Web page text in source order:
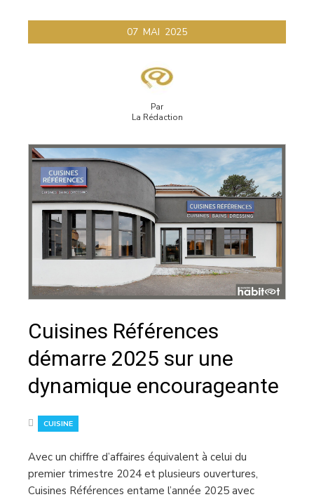
07 MAI 2025
Par
La Rédaction
Cuisines Références
démarre 2025 sur une
dynamique encourageante
CUISINE
Avec un chiffre d’affaires équivalent à celui du
premier trimestre 2024 et plusieurs ouvertures,
Cuisines Références entame l’année 2025 avec